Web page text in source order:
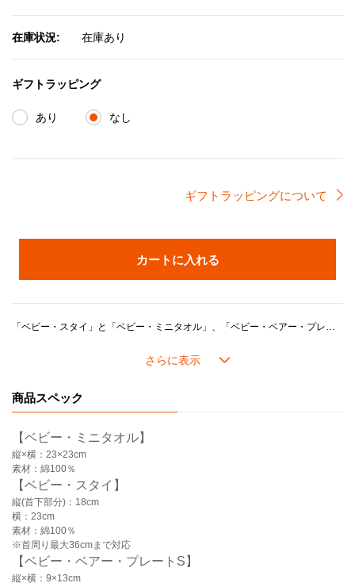
在庫状況: 在庫あり
ギフトラッピング
あり なし
ギフトラッピングについて
カートに入れる
「ベビー・スタイ」と「ベビー・ミニタオル」、「ベビー・ベアー・プレートS」がセットになった、毎日のお食事に活躍する上質なギフトセットです。
「ベビー・ベアー・プレートS」は、かわいらしいクマをモチーフにした小皿で、お子様用のお菓子やご飯の取り分け皿にぴったり。
【セット内容】
・ベビー・スタイ x1
・ベビー・ベアー・プレートSx1
商品スペック
【ベビー・ミニタオル】
縦×横：23×23cm
素材：綿100％
【ベビー・スタイ】
縦(首下部分)：18cm
横：23cm
素材：綿100％
※首周り最大36cmまで対応
【ベビー・ベアー・プレートS】
縦×横：9×13cm